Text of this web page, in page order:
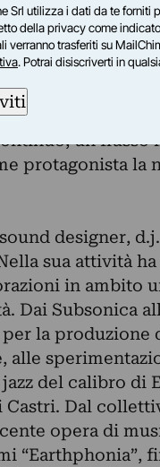
sui temi
un mix di
e
artist Akasha
torinese
un flusso
protagonista la
designer,
sua attività
in ambito
Dai Subsonica
per la
alle
del calibro di
Dal
opera di
“Earthphonia”,
Srl utilizza i dati da te forniti
della privacy come
verranno trasferiti su
. Potrai disiscriverti in